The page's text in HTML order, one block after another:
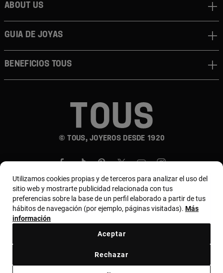
© TOUS, JOYEROS DESDE 1920
About us
Guia de joyas
Beneficios TOUS
País y moneda:Costa Rica / US Dollar
Utilizamos cookies propias y de terceros para analizar el uso del
sitio web y mostrarte publicidad relacionada con tus
preferencias sobre la base de un perfil elaborado a partir de tus
hábitos de navegación (por ejemplo, páginas visitadas). Más
información
Rechazar
Aceptar